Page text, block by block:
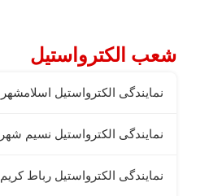
شعب الکترواستیل
نمایندگی الکترواستیل اسلامشهر
نمایندگی الکترواستیل نسیم شهر
نمایندگی الکترواستیل رباط کریم